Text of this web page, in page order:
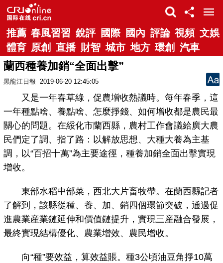
推薦 春風習習 銳評 國際 國內 評論 視頻 文娛
體育 原創 直播 財智 城市 地方 環創 汽車
蘭西種養加銷“全面出擊”
黑龍江日報 2019-06-20 12:45:05
又是一年春草綠，促農增收熱議時。每年春季，這
一年種點啥、養點啥、怎麼掙錢、如何增收都是農民最
關心的問題。在綏化市蘭西縣，農村工作會議給廣大農
民們定了調、指了路：以解放思想、大種大養為主基
調，以“百招十萬”為主要途徑，種養加銷全面出擊實現
增收。
東部水稻中部菜，西北大片畜牧帶。在蘭西縣記者
了解到，該縣從種、養、加、銷四個環節突破，通過促
進農業産業鏈延伸和價值鏈提升，實現三産融合發展，
最終實現結構優化、農業增效、農民增收。
向“種”要效益，算效益賬。種3公頃油豆角掙10萬